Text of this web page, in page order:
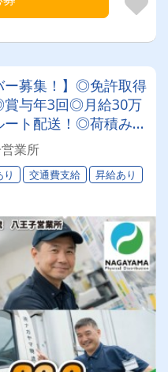
ー募集！】◎免許取得
与年3回◎月給30万
ト配送！◎荷積み・
安定して働きたい
環境です！
業所
交通費支給
昇給あり